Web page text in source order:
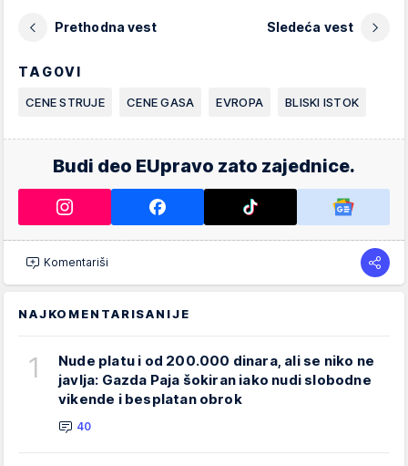
Prethodna vest Sledeća vest
TAGOVI
CENE STRUJE CENE GASA EVROPA BLISKI ISTOK
Budi deo EUpravo zato zajednice.
Komentariši
NAJKOMENTARISANIJE
1
Nude platu i od 200.000 dinara, ali se niko ne
javlja: Gazda Paja šokiran iako nudi slobodne
vikende i besplatan obrok
40